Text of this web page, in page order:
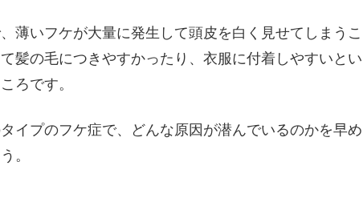
薄いフケが大量に発生して頭皮を白く見せてしまうこ
髪の毛につきやすかったり、衣服に付着しやすいとい
ろです。
イプのフケ症で、どんな原因が潜んでいるのかを早め
。